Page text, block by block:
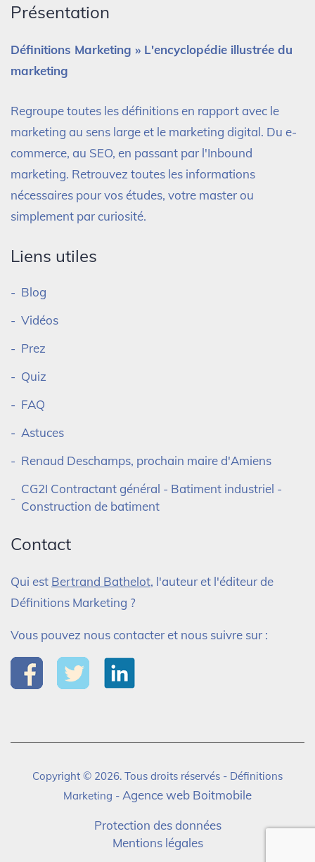
Présentation
Définitions Marketing » L'encyclopédie illustrée du
marketing
Regroupe toutes les définitions en rapport avec le
marketing au sens large et le marketing digital. Du e-
commerce, au SEO, en passant par l'Inbound
marketing. Retrouvez toutes les informations
nécessaires pour vos études, votre master ou
simplement par curiosité.
Liens utiles
Blog
Vidéos
Prez
Quiz
FAQ
Astuces
Renaud Deschamps, prochain maire d'Amiens
CG2I Contractant général - Batiment industriel -
Construction de batiment
Contact
Qui est Bertrand Bathelot, l'auteur et l'éditeur de
Définitions Marketing ?
Vous pouvez nous contacter et nous suivre sur :
Copyright © 2026. Tous droits réservés - Définitions
Marketing - Agence web Boitmobile
Protection des données
Mentions légales